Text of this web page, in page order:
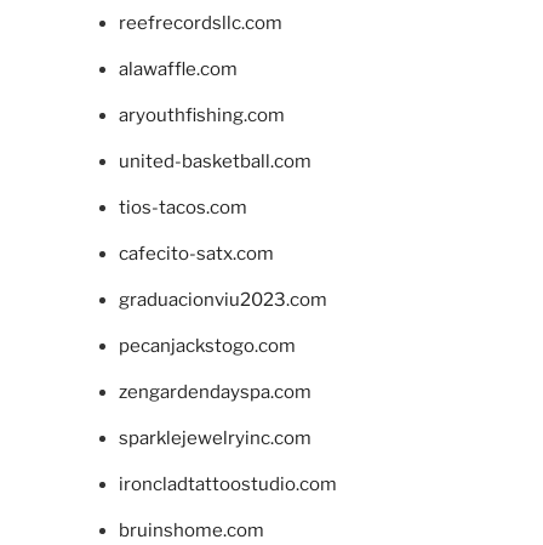
reefrecordsllc.com
alawaffle.com
aryouthfishing.com
united-basketball.com
tios-tacos.com
cafecito-satx.com
graduacionviu2023.com
pecanjackstogo.com
zengardendayspa.com
sparklejewelryinc.com
ironcladtattoostudio.com
bruinshome.com